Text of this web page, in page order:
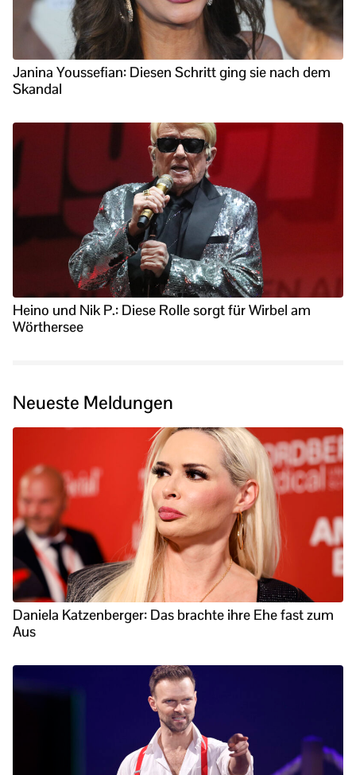
Janina Youssefian: Diesen Schritt ging sie nach dem
Skandal
Heino und Nik P.: Diese Rolle sorgt für Wirbel am
Wörthersee
Neueste Meldungen
Daniela Katzenberger: Das brachte ihre Ehe fast zum
Aus